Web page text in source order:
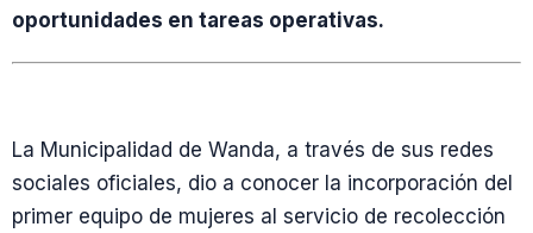
oportunidades en tareas operativas.
La Municipalidad de Wanda, a través de sus redes
sociales oficiales, dio a conocer la incorporación del
primer equipo de mujeres al servicio de recolección